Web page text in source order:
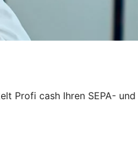
Profi cash Ihren SEPA- und